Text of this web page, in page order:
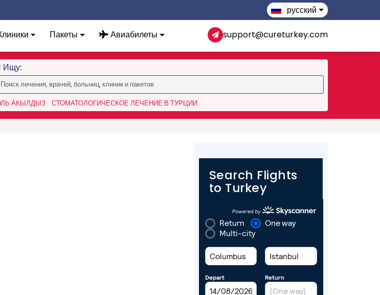
русский
Пакеты Авиабилеты support@cureturkey.com
Ищу:
АКЫЛДЫЗ СТОМАТОЛОГИЧЕСКОЕ ЛЕЧЕНИЕ В ТУРЦИИ
Search Flights
to Turkey